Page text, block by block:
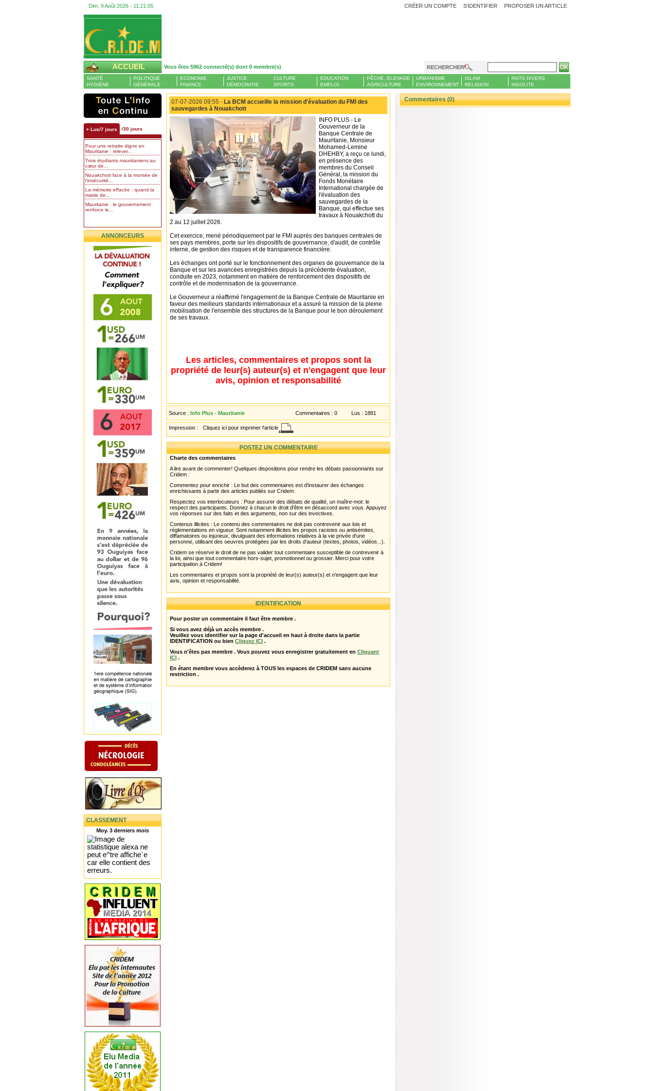
Dim, 9 Août 2026 - 11:21:06 PROPOSER UN ARTICLE
CRÉER UN COMPTE S'IDENTIFIER
ACCUEIL Vous êtes 5962 connecté(s) dont 0 membre(s) RECHERCHER
SANTÉ
HYGIÈNE
POLITIQUE
GÉNÉRALE
ECONOMIE
FINANCE
JUSTICE
DÉMOCRATIE
CULTURE
SPORTS
EDUCATION
EMPLOI
PÊCHE, ELEVAGE
AGRICULTURE
URBANISME
ENVIRONNEMENT
ISLAM
RELIGION
FAITS DIVERS
INSOLITE
+ Lus/7 jours /30 jours
Pour une retraite digne en
Mauritanie : relever...
Trois étudiants mauritaniens au
cœur de...
Nouakchott face à la montée de
l’insécurité...
La mémoire effacée : quand la
mairie de...
Mauritanie : le gouvernement
renforce le...
ANNONCEURS
CLASSEMENT
Moy. 3 derniers mois
07-07-2026 09:55 - La BCM accueille la mission d'évaluation du FMI des
sauvegardes à Nouakchott
INFO PLUS - Le
Gouverneur de la
Banque Centrale de
Mauritanie, Monsieur
Mohamed-Lemine
DHEHBY, a reçu ce lundi,
en présence des
membres du Conseil
Général, la mission du
Fonds Monétaire
International chargée de
l'évaluation des
sauvegardes de la
Banque, qui effectue ses
travaux à Nouakchott du
2 au 12 juillet 2026.
Cet exercice, mené périodiquement par le FMI auprès des banques centrales de
ses pays membres, porte sur les dispositifs de gouvernance, d'audit, de contrôle
interne, de gestion des risques et de transparence financière.
Les échanges ont porté sur le fonctionnement des organes de gouvernance de la
Banque et sur les avancées enregistrées depuis la précédente évaluation,
conduite en 2023, notamment en matière de renforcement des dispositifs de
contrôle et de modernisation de la gouvernance.
Le Gouverneur a réaffirmé l'engagement de la Banque Centrale de Mauritanie en
faveur des meilleurs standards internationaux et a assuré la mission de la pleine
mobilisation de l'ensemble des structures de la Banque pour le bon déroulement
de ses travaux.
Les articles, commentaires et propos sont la
propriété de leur(s) auteur(s) et n'engagent que leur
avis, opinion et responsabilité
Source : Info Plus - Mauritanie Commentaires : 0 Lus : 1881
Impression : Cliquez ici pour imprimer l'article
POSTEZ UN COMMENTAIRE
Charte des commentaires
A lire avant de commenter! Quelques dispositions pour rendre les débats passionnants sur
Cridem :
Commentez pour enrichir : Le but des commentaires est d'instaurer des échanges
enrichissants à partir des articles publiés sur Cridem.
Respectez vos interlocuteurs : Pour assurer des débats de qualité, un maître-mot: le
respect des participants. Donnez à chacun le droit d'être en désaccord avec vous. Appuyez
vos réponses sur des faits et des arguments, non sur des invectives.
Contenus illicites : Le contenu des commentaires ne doit pas contrevenir aux lois et
réglementations en vigueur. Sont notamment illicites les propos racistes ou antisémites,
diffamatoires ou injurieux, divulguant des informations relatives à la vie privée d'une
personne, utilisant des oeuvres protégées par les droits d'auteur (textes, photos, vidéos...).
Cridem se réserve le droit de ne pas valider tout commentaire susceptible de contrevenir à
la loi, ainsi que tout commentaire hors-sujet, promotionnel ou grossier. Merci pour votre
participation à Cridem!
Les commentaires et propos sont la propriété de leur(s) auteur(s) et n'engagent que leur
avis, opinion et responsabilité.
IDENTIFICATION
Pour poster un commentaire il faut être membre .
Si vous avez déjà un accès membre .
Veuillez vous identifier sur la page d'accueil en haut à droite dans la partie
IDENTIFICATION ou bien Cliquez ICI .
Vous n'êtes pas membre . Vous pouvez vous enregistrer gratuitement en Cliquant
ICI .
En étant membre vous accèderez à TOUS les espaces de CRIDEM sans aucune
restriction .
Commentaires (0)